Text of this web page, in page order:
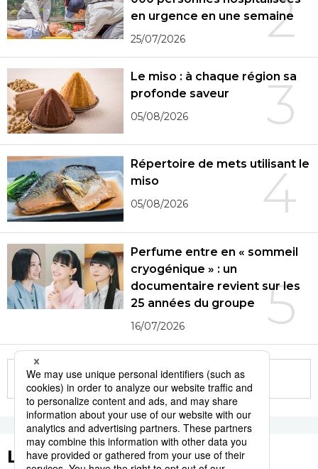
2
en urgence en une semaine
25/07/2026
3
Le miso : à chaque région sa
profonde saveur
05/08/2026
4
Répertoire de mets utilisant le
miso
05/08/2026
5
Perfume entre en « sommeil
cryogénique » : un
documentaire revient sur les
25 années du groupe
16/07/2026
More in this series
Les tags populaires